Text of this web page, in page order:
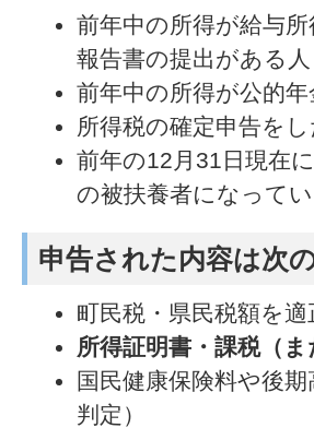
前年中の所得が給与
報告書の提出がある
前年中の所得が公的
所得税の確定申告を
前年の12月31日現在
の被扶養者になって
申告された内容は次
町民税・県民税額を
所得証明書・課税（
国民健康保険料や後
判定）